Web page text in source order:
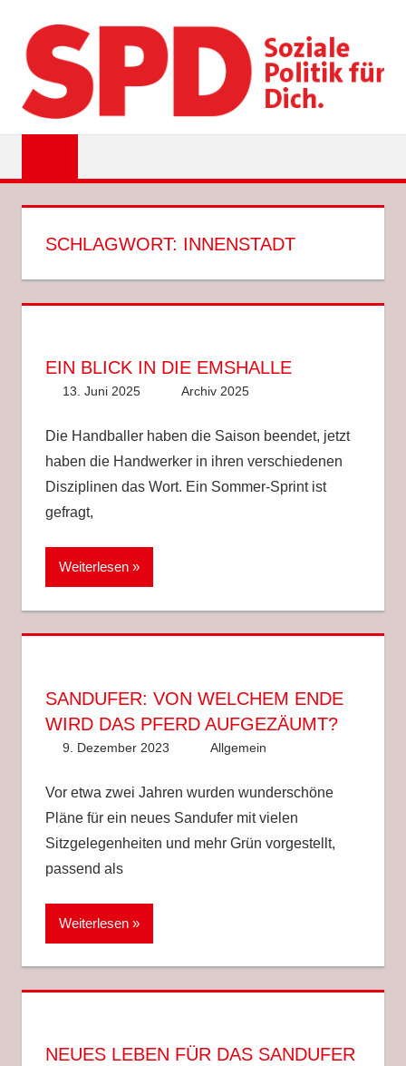
Inhalt
springen
SPD
EMSDETTEN
SCHLAGWORT: INNENSTADT
EIN BLICK IN DIE EMSHALLE
13. Juni 2025 Anke Hackethal
Archiv 2025
Die Handballer haben die Saison beendet, jetzt
haben die Handwerker in ihren verschiedenen
Disziplinen das Wort. Ein Sommer-Sprint ist
gefragt,
Weiterlesen
SANDUFER: VON WELCHEM ENDE
WIRD DAS PFERD AUFGEZÄUMT?
9. Dezember 2023 Anke Hackethal
Allgemein
Vor etwa zwei Jahren wurden wunderschöne
Pläne für ein neues Sandufer mit vielen
Sitzgelegenheiten und mehr Grün vorgestellt,
passend als
Weiterlesen
NEUES LEBEN FÜR DAS SANDUFER